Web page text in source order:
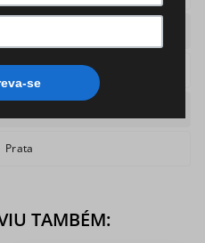
Aco
Prata
TAMBÉM: